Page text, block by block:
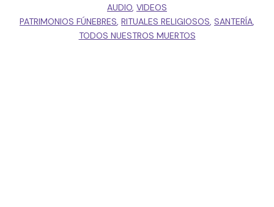
AUDIO, VIDEOS
PATRIMONIOS FÚNEBRES, RITUALES RELIGIOSOS, SANTERÍA,
TODOS NUESTROS MUERTOS